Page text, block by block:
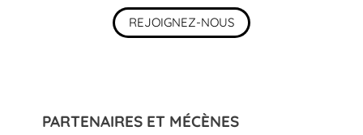
REJOIGNEZ-NOUS
PARTENAIRES ET MÉCÈNES